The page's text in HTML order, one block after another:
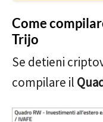
Come
Trijo
Se detieni
compilare il